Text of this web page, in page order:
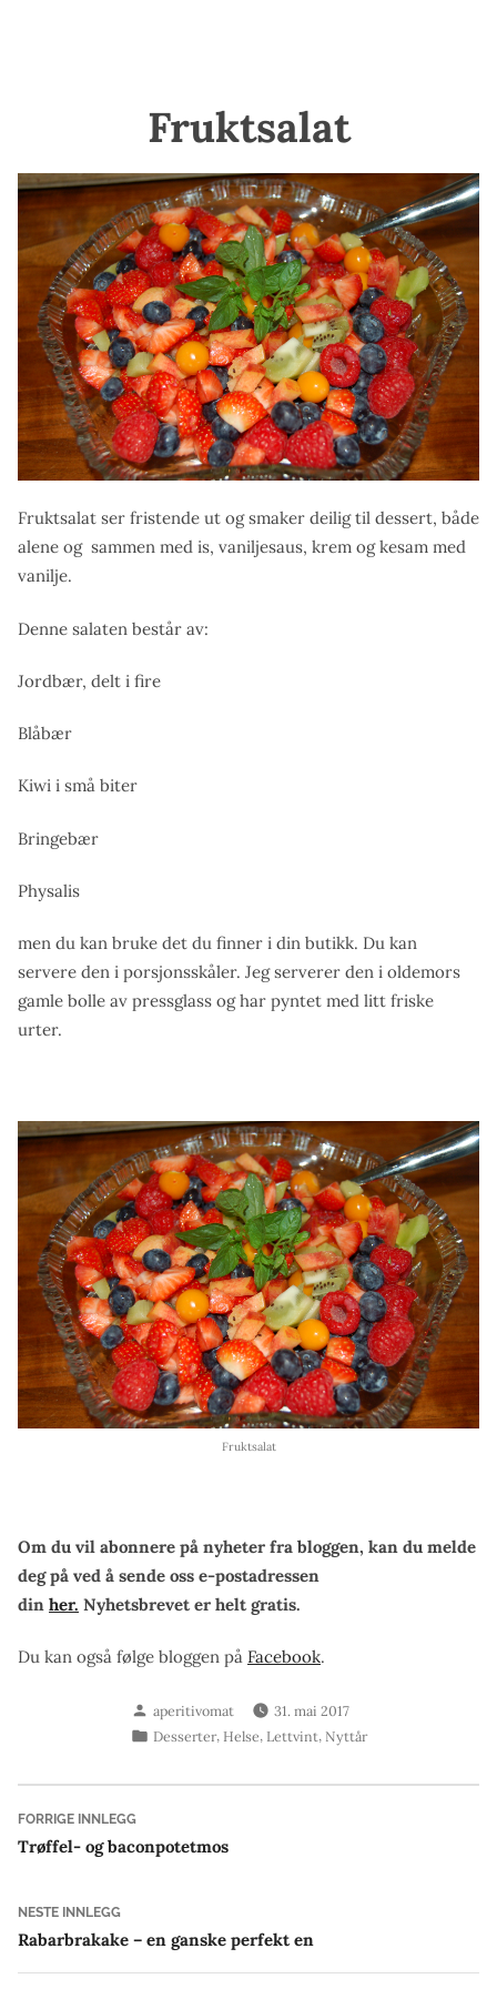
Fruktsalat
Fruktsalat ser fristende ut og smaker deilig til dessert, både
alene og sammen med is, vaniljesaus, krem og kesam med
vanilje.
Denne salaten består av:
Jordbær, delt i fire
Blåbær
Kiwi i små biter
Bringebær
Physalis
men du kan bruke det du finner i din butikk. Du kan
servere den i porsjonsskåler. Jeg serverer den i oldemors
gamle bolle av pressglass og har pyntet med litt friske
urter.
Fruktsalat
Om du vil abonnere på nyheter fra bloggen, kan du melde
deg på ved å sende oss e-postadressen
din her. Nyhetsbrevet er helt gratis.
Du kan også følge bloggen på Facebook.
Skrevet
av
aperitivomat
31. mai 2017
Publisert
Desserter, Helse, Lettvint, Nyttår
Innleggsnavigasjon
FORRIGE INNLEGGForrige
innlegg:
Trøffel- og baconpotetmos
NESTE INNLEGGNeste
innlegg:
Rabarbrakake – en ganske perfekt en